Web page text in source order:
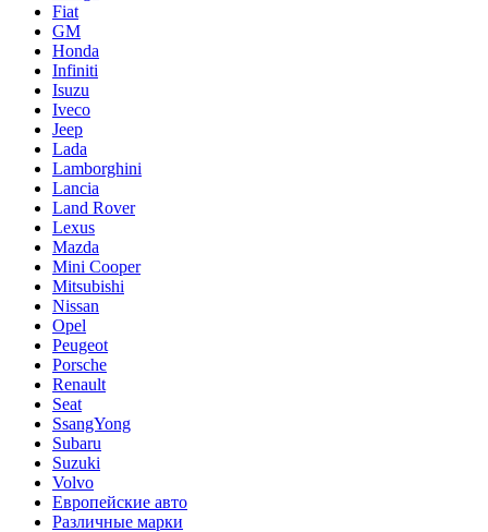
Fiat
GM
Honda
Infiniti
Isuzu
Iveco
Jeep
Lada
Lamborghini
Lancia
Land Rover
Lexus
Mazda
Mini Cooper
Mitsubishi
Nissan
Opel
Peugeot
Porsche
Renault
Seat
SsangYong
Subaru
Suzuki
Volvo
Европейские авто
Различные марки